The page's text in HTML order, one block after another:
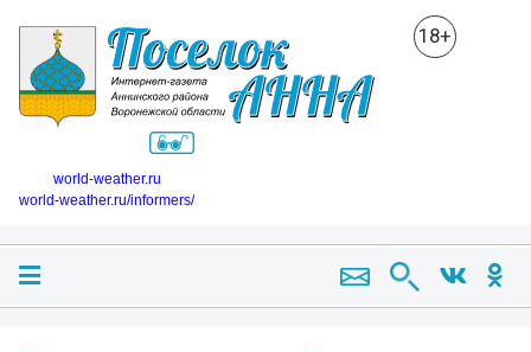
18+
world-weather.ru
world-weather.ru/informers/